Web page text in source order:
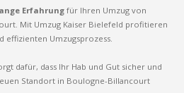
Erfahrung für Ihren Umzug von
Mit Umzug Kaiser Bielefeld profitieren
effizienten Umzugsprozess.
dafür, dass Ihr Hab und Gut sicher und
Standort in Boulogne-Billancourt